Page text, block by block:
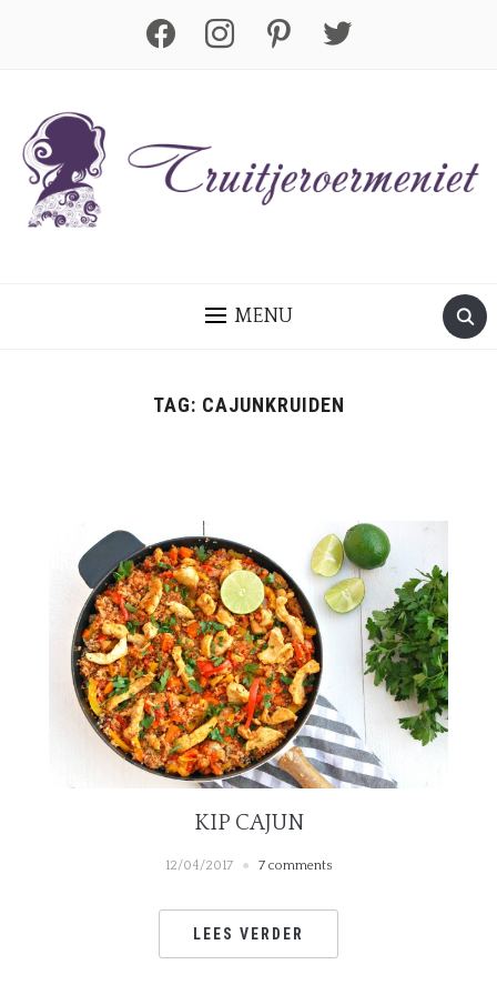
facebook instagram pinterest twitter
MENU
TAG: CAJUNKRUIDEN
KIP CAJUN
12/04/2017 7 comments
LEES VERDER